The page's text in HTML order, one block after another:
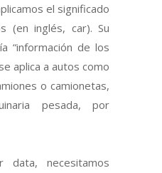
el significado
(en inglés, car). Su
“información de los
aplica a autos como
o camionetas,
pesada, por
data, necesitamos